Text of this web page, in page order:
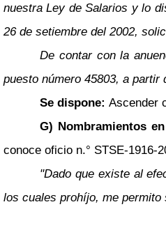
nuestra Ley de Salarios y lo
26 de setiembre del 2002,
De contar con la
puesto número 45803, a
Se dispone: Ascender
G) Nombramientos
conoce oficio n.° STSE-1916-
"Dado que existe al
los cuales prohíjo, me permito